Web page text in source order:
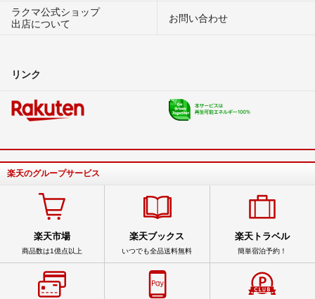
ラクマ公式ショップ
出店について
お問い合わせ
リンク
楽天のグループサービス
楽天市場
商品数は1億点以上
楽天ブックス
いつでも全品送料無料
楽天トラベル
簡単宿泊予約！